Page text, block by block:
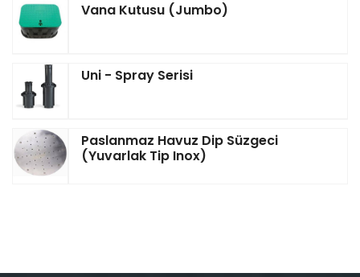
Vana Kutusu (Jumbo)
Uni - Spray Serisi
Paslanmaz Havuz Dip Süzgeci
(Yuvarlak Tip Inox)